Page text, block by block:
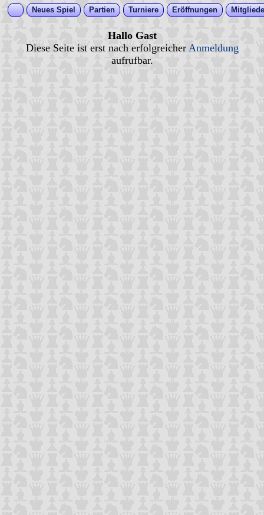
Neues Spiel Partien Turniere Eröffnungen
Hallo Gast
Diese Seite ist erst nach erfolgreicher Anmeldung
aufrufbar.